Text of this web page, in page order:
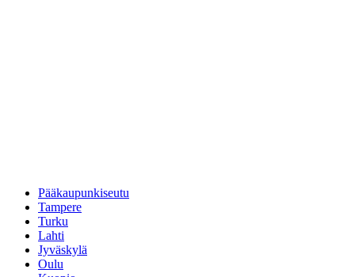
Pääkaupunkiseutu
Tampere
Turku
Lahti
Jyväskylä
Oulu